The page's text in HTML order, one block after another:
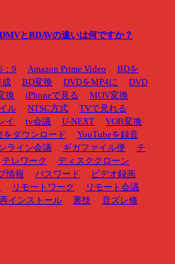
とBDAVの違いは何ですか？
：9 Amazon Prime Video
BDを
成 BD変換 DVDをMP4に
DVD
換 iPhoneで見る
MOV変換
ル NTSC方式
TVで見れる
イ tv会議 U-NEXT
VOB変換
をダウンロード
YouTubeを録音
ライン会議 ギガファイル便
チ
テレワーク
ディスククローン
情報 パスワード
ビデオ録画
リモートワーク
リモート会議
再インストール 裏技
音ズレ修